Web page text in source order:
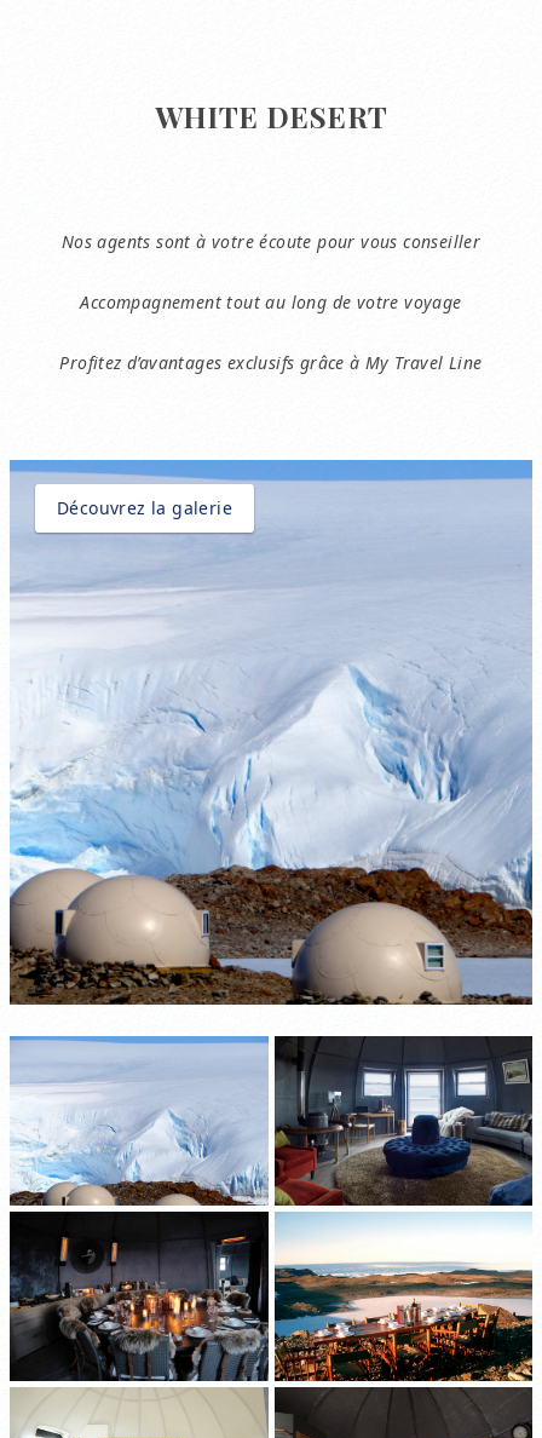
WHITE DESERT
Nos agents sont à votre écoute pour vous conseiller
Accompagnement tout au long de votre voyage
Profitez d’avantages exclusifs grâce à My Travel Line
Découvrez la galerie